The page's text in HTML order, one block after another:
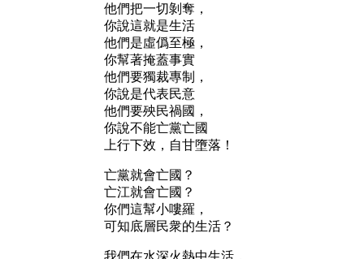
他們把一切剝奪，
你說這就是生活
他們是虛僞至極，
你幫著掩蓋事實
他們要獨裁專制，
你說是代表民意
他們要殃民禍國，
你說不能亡黨亡國
上行下效，自甘墮落！
亡黨就會亡國？
亡江就會亡國？
你們這幫小嘍羅，
可知底層民衆的生活？
我們在水深火熱中生活，